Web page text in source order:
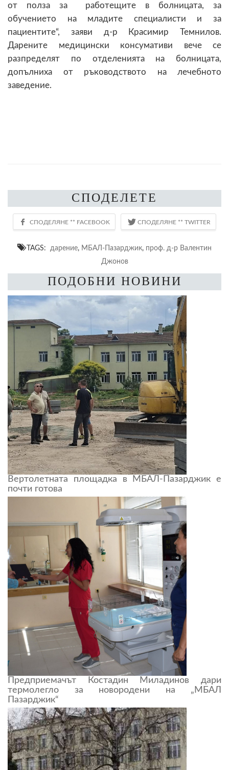
от полза за работещите в болницата, за
обучението на младите специалисти и за
пациентите“, заяви д-р Красимир Темнилов.
Дарените медицински консумативи вече се
разпределят по отделенията на болницата,
допълниха от ръководството на лечебното
заведение.
СПОДЕЛЕТЕ
TAGS: дарение, МБАЛ-Пазарджик, проф. д-р Валентин
Джонов
ПОДОБНИ НОВИНИ
Вертолетната площадка в МБАЛ-Пазарджик е
почти готова
Предприемачът Костадин Миладинов дари
термолегло за новородени на „МБАЛ
Пазарджик“